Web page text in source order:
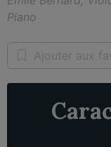
Piano
Ajouter aux